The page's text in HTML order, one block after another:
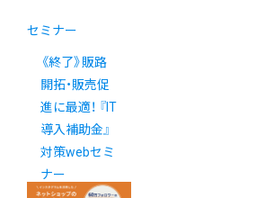
セミナー
《終了》販路
開拓・販売促
進に最適！ 『IT
導入補助金』
対策webセミ
ナー